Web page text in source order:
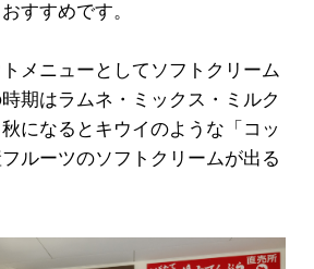
すすめです。
メニューとしてソフトクリーム
期はラムネ・ミックス・ミルク
になるとキウイのような「コッ
ルーツのソフトクリームが出る